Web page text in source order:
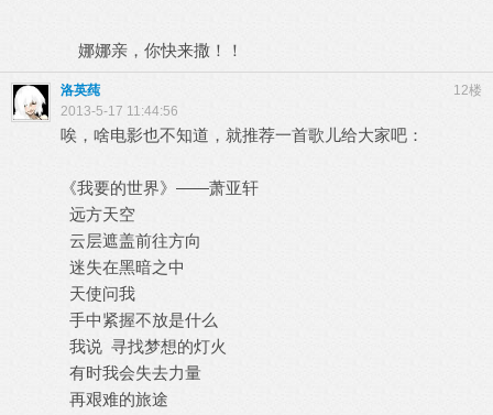
娜娜亲，你快来撒！！
12楼
洛英莼
2013-5-17 11:44:56
唉，啥电影也不知道，就推荐一首歌儿给大家吧：
《我要的世界》——萧亚轩
远方天空
云层遮盖前往方向
迷失在黑暗之中
天使问我
手中紧握不放是什么
我说 寻找梦想的灯火
有时我会失去力量
再艰难的旅途